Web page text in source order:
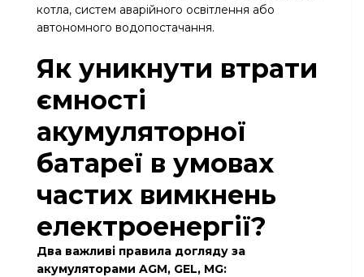
котла, систем аварійного освітлення або
автономного водопостачання.
Як уникнути втрати
ємності
акумуляторної
батареї в умовах
частих вимкнень
електроенергії?
Два важливі правила догляду за
акумуляторами AGM, GEL, MG: